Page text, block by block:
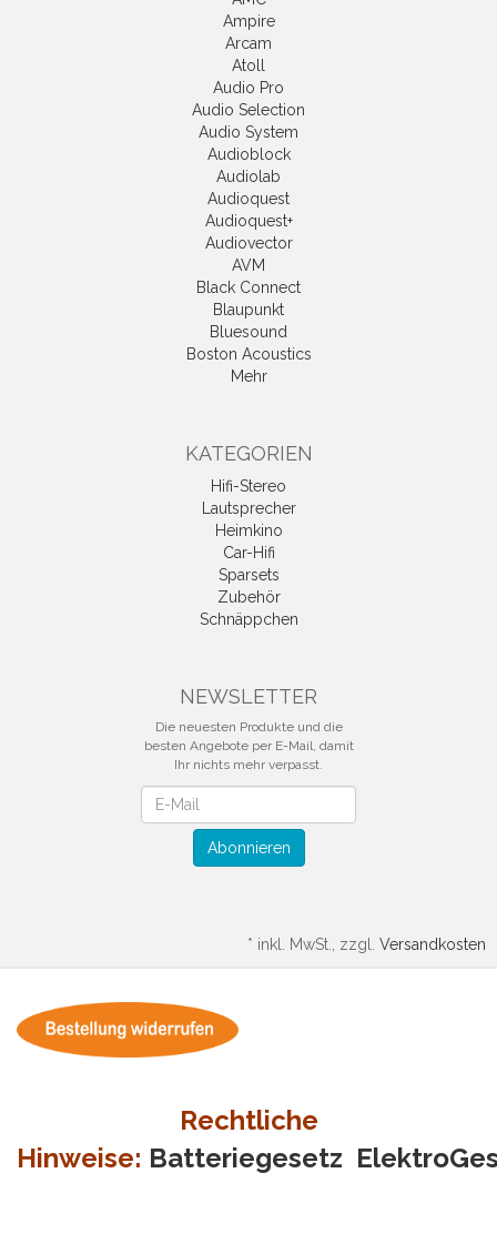
Ampire
Arcam
Atoll
Audio Pro
Audio Selection
Audio System
Audioblock
Audiolab
Audioquest
Audioquest+
Audiovector
AVM
Black Connect
Blaupunkt
Bluesound
Boston Acoustics
Mehr
KATEGORIEN
Hifi-Stereo
Lautsprecher
Heimkino
Car-Hifi
Sparsets
Zubehör
Schnäppchen
NEWSLETTER
Die neuesten Produkte und die
besten Angebote per E-Mail, damit
Ihr nichts mehr verpasst.
Abonnieren
* inkl. MwSt., zzgl. Versandkosten
Rechtliche
Hinweise: Batteriegesetz